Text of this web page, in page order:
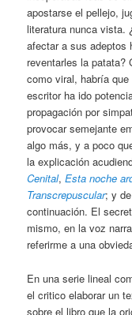
apostarse el pellejo,
literatura nunca vista.
afectar a sus adeptos
reventarles la patata?
como viral, habría
escritor ha ido
propagación por
provocar semejante
algo más, y a poco
la explicación
Cenital,Esta noche
Transcrepuscular; y
continuación. El
mismo, en la voz
referirme a una
En una serie lineal
el critico elaborar un
sobre el libro que la